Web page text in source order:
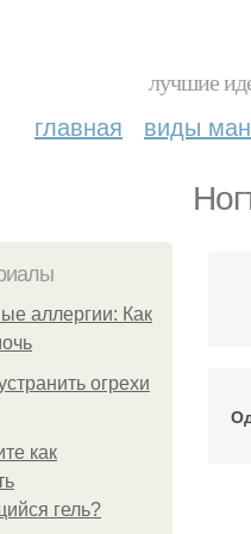
лучшие
главная виды
аллергии: Как
огрехи
как
гель?